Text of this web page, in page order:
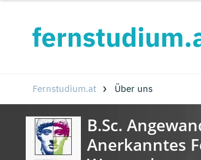
Fernstudium.at Über uns